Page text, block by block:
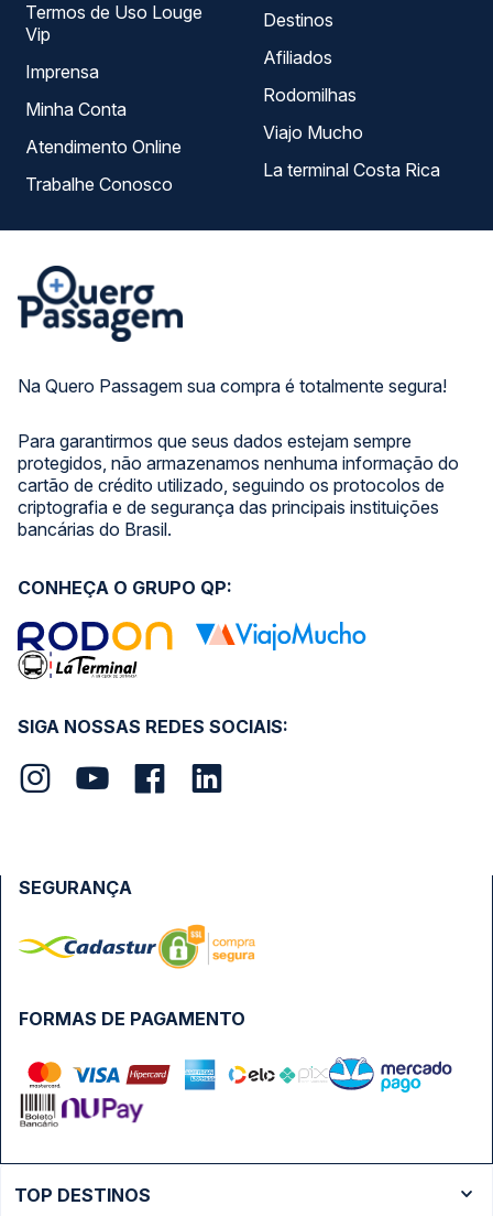
Na Quero Passagem sua compra é totalmente segura!
Para garantirmos que seus dados estejam sempre
protegidos, não armazenamos nenhuma informação do
cartão de crédito utilizado, seguindo os protocolos de
criptografia e de segurança das principais instituições
bancárias do Brasil.
Termos de Uso Louge
Vip
Imprensa
Minha Conta
Atendimento Online
Trabalhe Conosco
Destinos
Afiliados
Rodomilhas
Viajo Mucho
La terminal Costa Rica
SIGA NOSSAS REDES SOCIAIS:
CONHEÇA O GRUPO QP:
FORMAS DE PAGAMENTO
SEGURANÇA
TOP DESTINOS